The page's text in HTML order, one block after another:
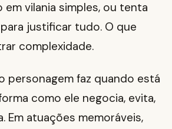
vilania simples, ou tenta
justificar tudo. O que
complexidade.
personagem faz quando está
como ele negocia, evita,
Em atuações memoráveis,